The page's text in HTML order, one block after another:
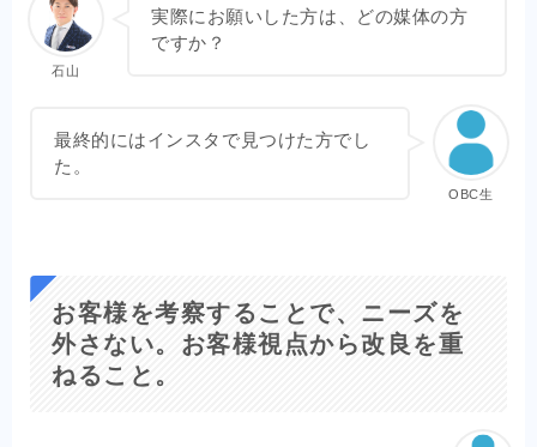
石山
実際にお願いした方は、どの媒体の方
ですか？
OBC生
最終的にはインスタで見つけた方でし
た。
お客様を考察することで、ニーズを
外さない。お客様視点から改良を重
ねること。